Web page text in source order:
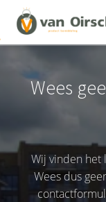
Wees
Wij vinden het
Wees dus